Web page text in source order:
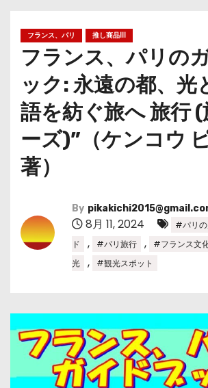
フランス、パリ 推し商品III
フランス、パリの
ック: 永遠の都、光
語を紡ぐ旅へ 旅行 (
ーズ)”（ケンコウ
著）
By
8月 11, 2024 #パリ
ド
, #パリ旅行 , #フランス文
光
, #観光スポット